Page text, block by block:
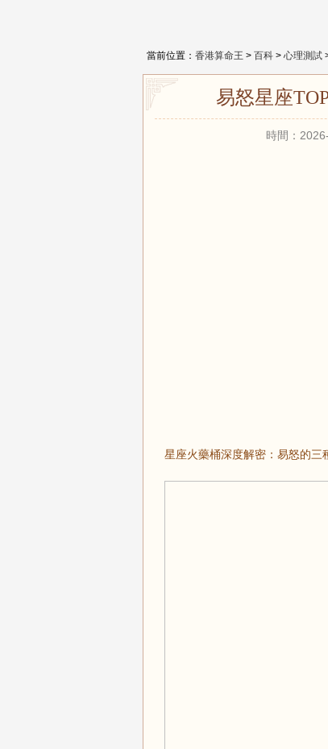
當前位置： 香港算命王 > 百科 > 心理測試
易怒星座
時間：
星座火藥桶深度解密：易怒的三